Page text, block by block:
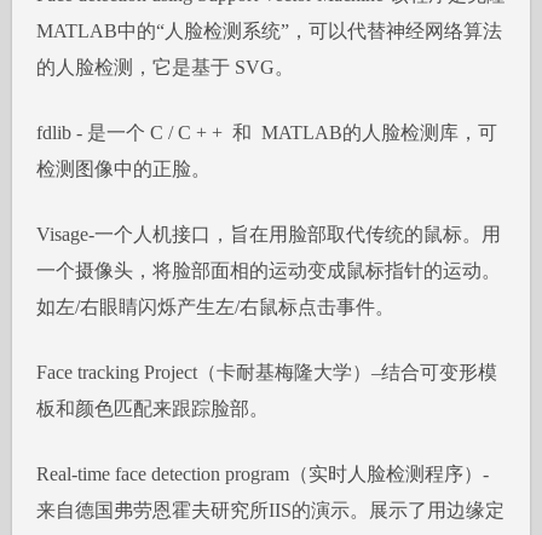
MATLAB中的“人脸检测系统”，可以代替神经网络算法
的人脸检测，它是基于 SVG。
fdlib - 是一个 C / C + + 和 MATLAB的人脸检测库，可
检测图像中的正脸。
Visage-一个人机接口，旨在用脸部取代传统的鼠标。用
一个摄像头，将脸部面相的运动变成鼠标指针的运动。
如左/右眼睛闪烁产生左/右鼠标点击事件。
Face tracking Project（卡耐基梅隆大学）–结合可变形模
板和颜色匹配来跟踪脸部。
Real-time face detection program（实时人脸检测程序）-
来自德国弗劳恩霍夫研究所IIS的演示。展示了用边缘定